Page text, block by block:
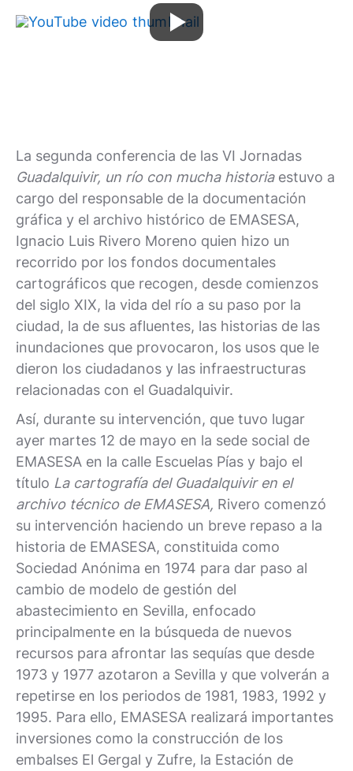
La segunda conferencia de las VI Jornadas
Guadalquivir, un río con mucha historiaestuvo a
cargo del responsable de la documentación
gráfica y el archivo histórico de EMASESA,
Ignacio Luis Rivero Moreno quien hizo un
recorrido por los fondos documentales
cartográficos que recogen, desde comienzos
del siglo XIX, la vida del río a su paso por la
ciudad, la de sus afluentes, las historias de las
inundaciones que provocaron, los usos que le
dieron los ciudadanos y las infraestructuras
relacionadas con el Guadalquivir.
Así, durante su intervención, que tuvo lugar
ayer martes 12 de mayo en la sede social de
EMASESA en la calle Escuelas Pías y bajo el
título La cartografía del Guadalquivir en el
archivo técnico de EMASESA, Rivero comenzó
su intervención haciendo un breve repaso a la
historia de EMASESA, constituida como
Sociedad Anónima en 1974 para dar paso al
cambio de modelo de gestión del
abastecimiento en Sevilla, enfocado
principalmente en la búsqueda de nuevos
recursos para afrontar las sequías que desde
1973 y 1977 azotaron a Sevilla y que volverán a
repetirse en los periodos de 1981, 1983, 1992 y
1995. Para ello, EMASESA realizará importantes
inversiones como la construcción de los
embalses El Gergal y Zufre, la Estación de